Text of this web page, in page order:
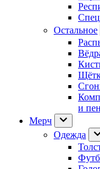
Остальное
и
Мерч
Одежда